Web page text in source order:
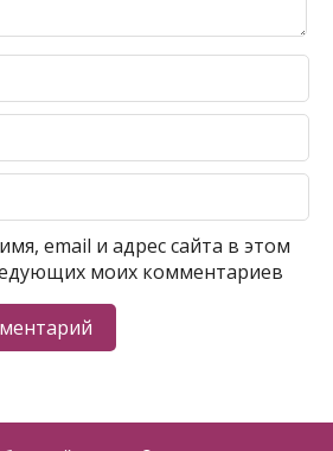
email и адрес сайта в этом
моих комментариев